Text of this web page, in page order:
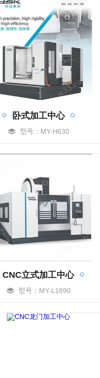
卧式加工中心
型号：MY-H630
CNC立式加工中心
型号：MY-L1890